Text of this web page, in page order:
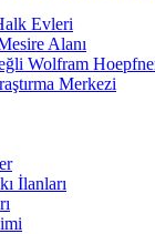
Evleri
Alanı
Wolfram
Merkezi
İlanları